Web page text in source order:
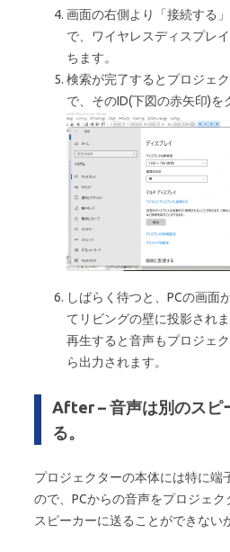
画面の右側より「接続する
で、ワイヤレスディスプレ
ちます。
検索が完了するとプロジェ
で、そのID(下図の赤矢印)を
しばらく待つと、PCの画面
てリビングの壁に投影されま
再生すると音声もプロジェ
ら出力されます。
After – 音声は別のスピ
る。
プロジェクターの本体には特に端
ので、PCからの音声をプロジェク
スピーカーに送ることができない